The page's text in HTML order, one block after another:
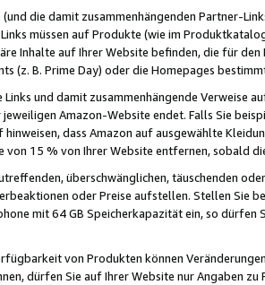
die damit zusammenhängenden Partner-
müssen auf Produkte (wie im
Inhalte auf Ihrer Website befinden, die für
(z. B. Prime Day) oder die Homepages
Links und damit zusammenhängende
Amazon-Website endet. Falls Sie
dass Amazon auf ausgewählte
von 15 % von Ihrer Website entfernen, sobald
überschwänglichen, täuschenden
oder Preise aufstellen. Stellen Sie
mit 64 GB Speicherkapazität ein, so dürfen
von Produkten können
dürfen Sie auf Ihrer Website nur Angaben